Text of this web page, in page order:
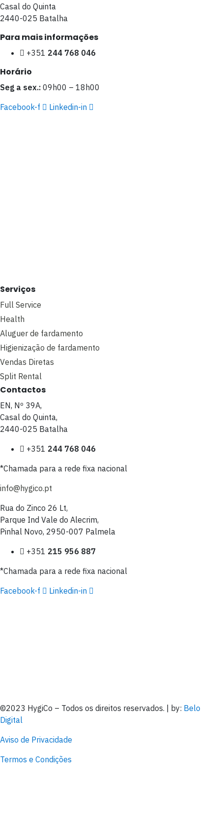
Casal do Quinta
2440-025 Batalha
Para mais informações
+351 244 768 046
Horário
Seg a sex.: 09h00 – 18h00
Facebook-f
Linkedin-in
Serviços
Full Service
Health
Aluguer de fardamento
Higienização de fardamento
Vendas Diretas
Split Rental
Contactos
EN, Nº 39A,
Casal do Quinta,
2440-025 Batalha
+351 244 768 046
*Chamada para a rede fixa nacional
info@hygico.pt
Rua do Zinco 26 Lt,
Parque Ind Vale do Alecrim,
Pinhal Novo, 2950-007 Palmela
+351 215 956 887
*Chamada para a rede fixa nacional
Facebook-f
Linkedin-in
©2023 HygiCo – Todos os direitos reservados. | by: Belo
Digital
Aviso de Privacidade
Termos e Condições